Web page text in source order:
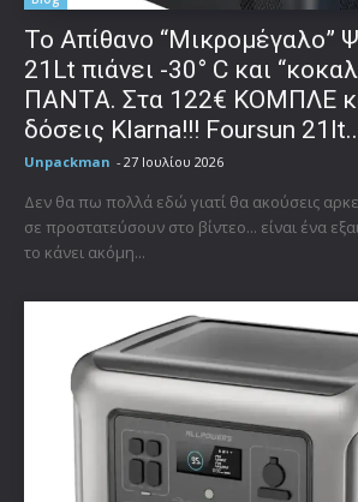
Το Απίθανο “Μικρομέγαλο”
21Lt πιάνει -30° C και
ΠΑΝΤΑ. Στα 122€ ΚΟΜΠΛΕ
δόσεις Klarna!!! Foursun
Unpackman - 27 Ιουλίου 2026
Δεν θα πω πολλά εδώ γιατί θα ακούσεις
σε προστατεύσουν στο βίντεο... είναι ένα
το κάνει ακόμη...